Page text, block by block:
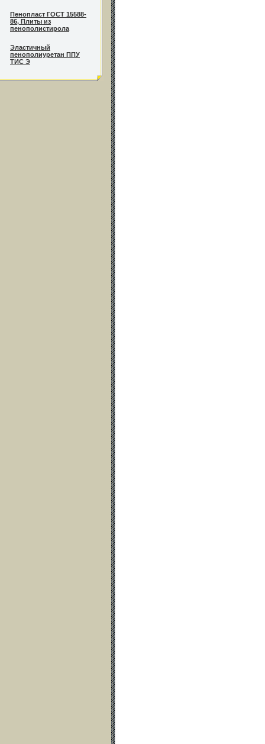
Пенопласт ГОСТ 15588-
86, Плиты из
пенополистирола
Эластичный
пенополиуретан ППУ
ТИС Э